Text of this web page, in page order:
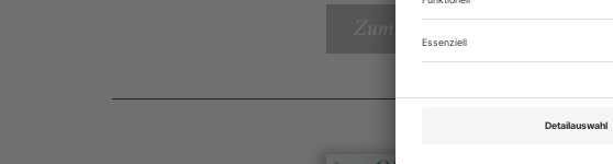
Zum Inhaltsverzeichnis